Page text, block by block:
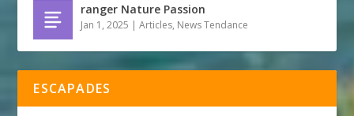
ranger Nature Passion
Jan 1, 2025 |Articles, News Tendance
ESCAPADES